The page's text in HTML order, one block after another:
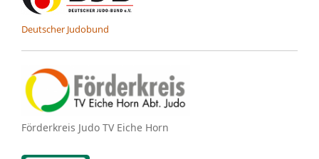
Deutscher Judobund
Förderkreis Judo TV Eiche Horn